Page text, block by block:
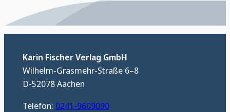
Karin Fischer Verlag GmbH
Wilhelm-Grasmehr-Straße 6–8
D-52078 Aachen
Telefon: 0241-9609090